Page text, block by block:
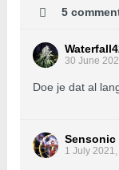
5
30 June
Doe je dat al
Sensonic
1 July